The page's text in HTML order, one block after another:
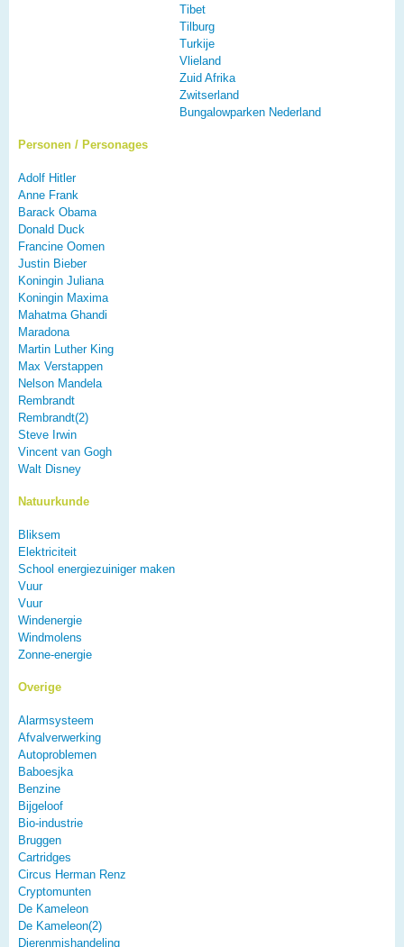
Tibet
Tilburg
Turkije
Vlieland
Zuid Afrika
Zwitserland
Bungalowparken Nederland
Personen / Personages
Adolf Hitler
Anne Frank
Barack Obama
Donald Duck
Francine Oomen
Justin Bieber
Koningin Juliana
Koningin Maxima
Mahatma Ghandi
Maradona
Martin Luther King
Max Verstappen
Nelson Mandela
Rembrandt
Rembrandt(2)
Steve Irwin
Vincent van Gogh
Walt Disney
Natuurkunde
Bliksem
Elektriciteit
School energiezuiniger maken
Vuur
Vuur
Windenergie
Windmolens
Zonne-energie
Overige
Alarmsysteem
Afvalverwerking
Autoproblemen
Baboesjka
Benzine
Bijgeloof
Bio-industrie
Bruggen
Cartridges
Circus Herman Renz
Cryptomunten
De Kameleon
De Kameleon(2)
Dierenmishandeling